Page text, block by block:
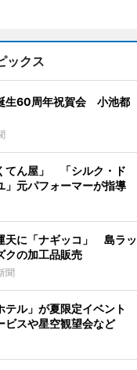
ックス
生60周年祝賀会 小池都
てん屋」 「シルク・ド
」元パフォーマーが指導
天に「ナギッコ」 島ラッ
クの加工品販売
聞
テル」が夏限定イベント
ビスや星空観望会など